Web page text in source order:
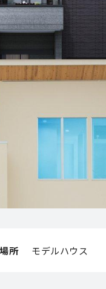
所 モデルハウス